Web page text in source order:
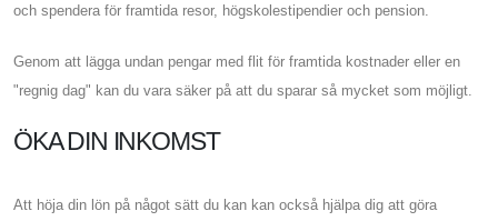
och spendera för framtida resor, högskolestipendier och pension.
Genom att lägga undan pengar med flit för framtida kostnader eller en
"regnig dag" kan du vara säker på att du sparar så mycket som möjligt.
ÖKA DIN INKOMST
Att höja din lön på något sätt du kan kan också hjälpa dig att göra